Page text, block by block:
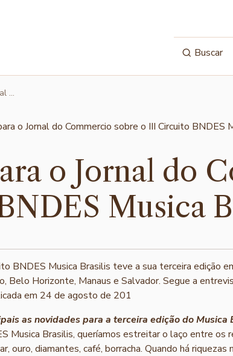
Buscar
…
o Jornal do
Musica
BNDES Musica Brasilis teve a sua terceira edição
Belo Horizonte, Manaus e Salvador. Segue a
em 24 de agosto de 201
as novidades para a terceira edição do Musica
Musica Brasilis, queríamos estreitar o laço entre os
ouro, diamantes, café, borracha. Quando há riquezas